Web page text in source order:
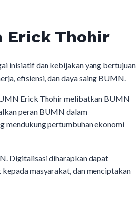
Erick Thohir
inisiatif dan kebijakan yang bertujuan
efisiensi, dan daya saing BUMN.
Erick Thohir melibatkan BUMN
peran BUMN dalam
mendukung pertumbuhan ekonomi
Digitalisasi diharapkan dapat
masyarakat, dan menciptakan